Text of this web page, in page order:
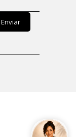
Enviar